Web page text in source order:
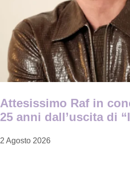
Attesissimo Raf in
25 anni dall’uscita di
2 Agosto 2026